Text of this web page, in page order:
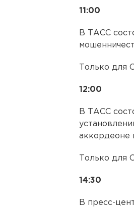
11:00
В ТАСС
Только для
12:00
В ТАСС
аккордеоне
Только для
14:30
В пресс-